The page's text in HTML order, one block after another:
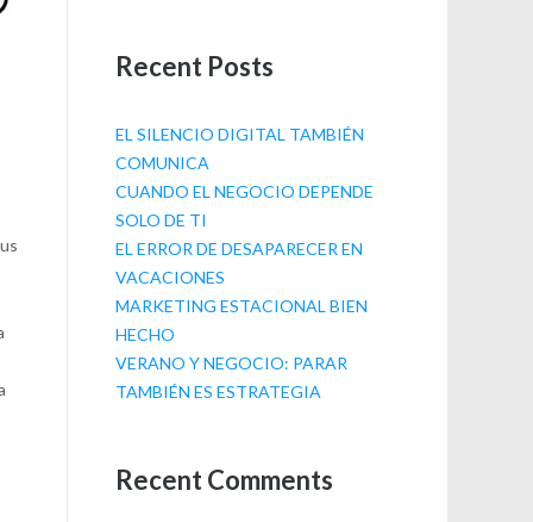
Recent Posts
EL SILENCIO DIGITAL TAMBIÉN
COMUNICA
CUANDO EL NEGOCIO DEPENDE
SOLO DE TI
EL ERROR DE DESAPARECER EN
VACACIONES
MARKETING ESTACIONAL BIEN
HECHO
VERANO Y NEGOCIO: PARAR
TAMBIÉN ES ESTRATEGIA
Recent Comments